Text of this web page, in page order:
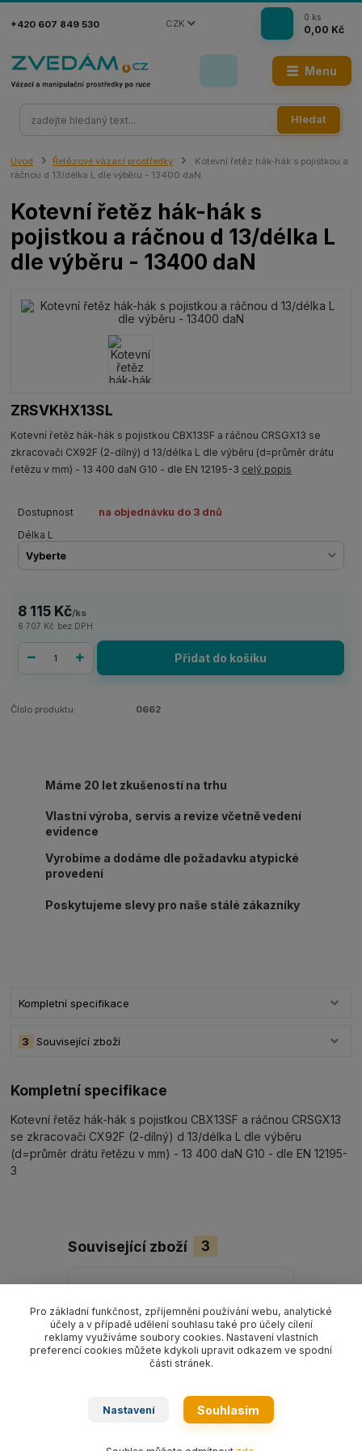
Menu
CZK
Hledat
+420 607 849 530
0 ks
0,00 Kč
Úvod Řetězové vázací prostředky
Kotevní řetěz hák-hák s pojistkou a
ráčnou d 13/délka L dle výběru - 13400 daN
Kotevní řetěz hák-hák s
pojistkou a ráčnou d 13/délka L
dle výběru - 13400 daN
ZRSVKHX13SL
Kotevní řetěz hák-hák s pojistkou CBX13SF a ráčnou CRSGX13 se
zkracovači CX92F (2-dílný) d 13/délka L dle výběru (d=průměr drátu
řetězu v mm) - 13 400 daN G10 - dle EN 12195-3 celý popis
Dostupnost
na objednávku do 3 dnů
Délka L
8 115 Kč/ks
6 707 Kč bez DPH
Přidat do košíku
Číslo produktu: 0662
Máme 20 let zkušeností na trhu
Vlastní výroba, servis a revize včetně vedení
evidence
Vyrobíme a dodáme dle požadavku atypické
provedení
Poskytujeme slevy pro naše stálé zákazníky
Kompletní specifikace
Související zboží
3
Kompletní specifikace
Kotevní řetěz hák-hák s pojistkou CBX13SF a ráčnou CRSGX13
se zkracovači CX92F (2-dílný) d 13/délka L dle výběru
(d=průměr drátu řetězu v mm) - 13 400 daN G10 - dle EN 12195-
3
Související zboží 3
Pro základní funkčnost, zpříjemnění používání webu, analytické
účely a v případě udělení souhlasu také pro účely cílení
reklamy využíváme soubory cookies. Nastavení vlastních
preferencí cookies můžete kdykoli upravit odkazem ve spodní
části stránek.
Nastavení Souhlasím